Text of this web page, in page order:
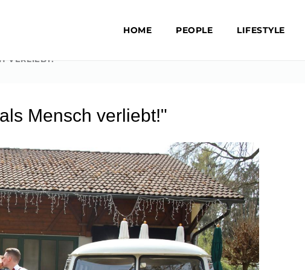
HOME PEOPLE LIFESTYLE
VERLIEBT!“
Mensch verliebt!"